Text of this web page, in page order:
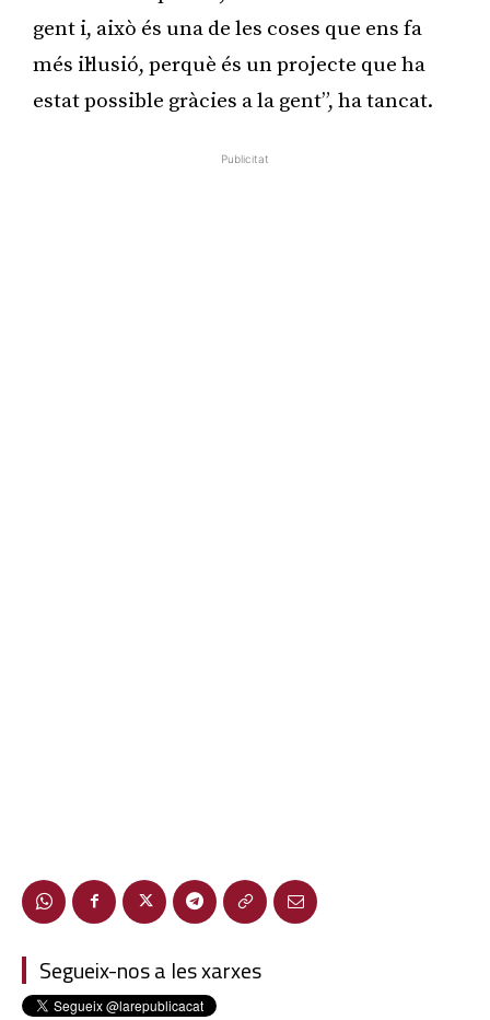
gent i, això és una de les coses que ens fa
més il·lusió, perquè és un projecte que ha
estat possible gràcies a la gent”, ha tancat.
Publicitat
Segueix-nos a les xarxes